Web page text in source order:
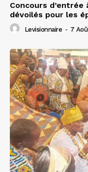
Concours d’entrée
dévoilés pour les
Levisionnaire - 7